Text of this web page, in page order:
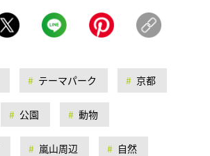
テーマパーク 京都
公園 動物
嵐山周辺 自然